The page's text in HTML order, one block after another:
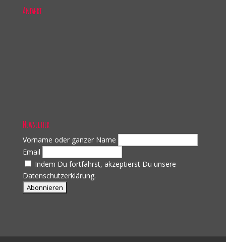
Anfahrt
Newsletter
Vorname oder ganzer Name
Email
Indem Du fortfährst, akzeptierst Du unsere
Datenschutzerklärung.